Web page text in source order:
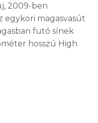
2009-ben
egykori magasvasút
futó sínek
hosszú High